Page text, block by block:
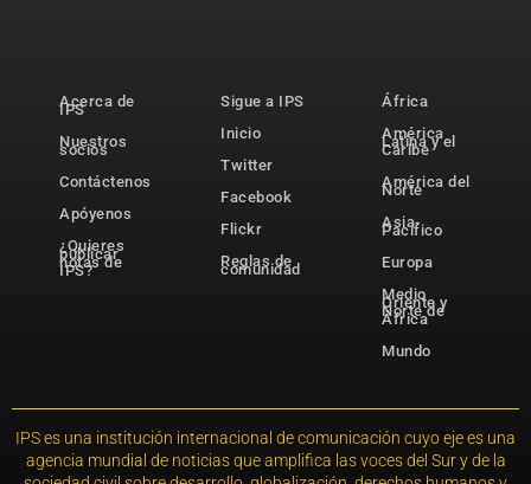
Acerca de
IPS
Nuestros
socios
Contáctenos
Apóyenos
¿Quieres
publicar
notas de
IPS?
Sigue a IPS
Inicio
Twitter
Facebook
Flickr
Reglas de
comunidad
África
América
Latina y el
Caribe
América del
Norte
Asia-
Pacífico
Europa
Medio
Oriente y
Norte de
África
Mundo
IPS es una institución internacional de comunicación cuyo eje es una
agencia mundial de noticias que amplifica las voces del Sur y de la